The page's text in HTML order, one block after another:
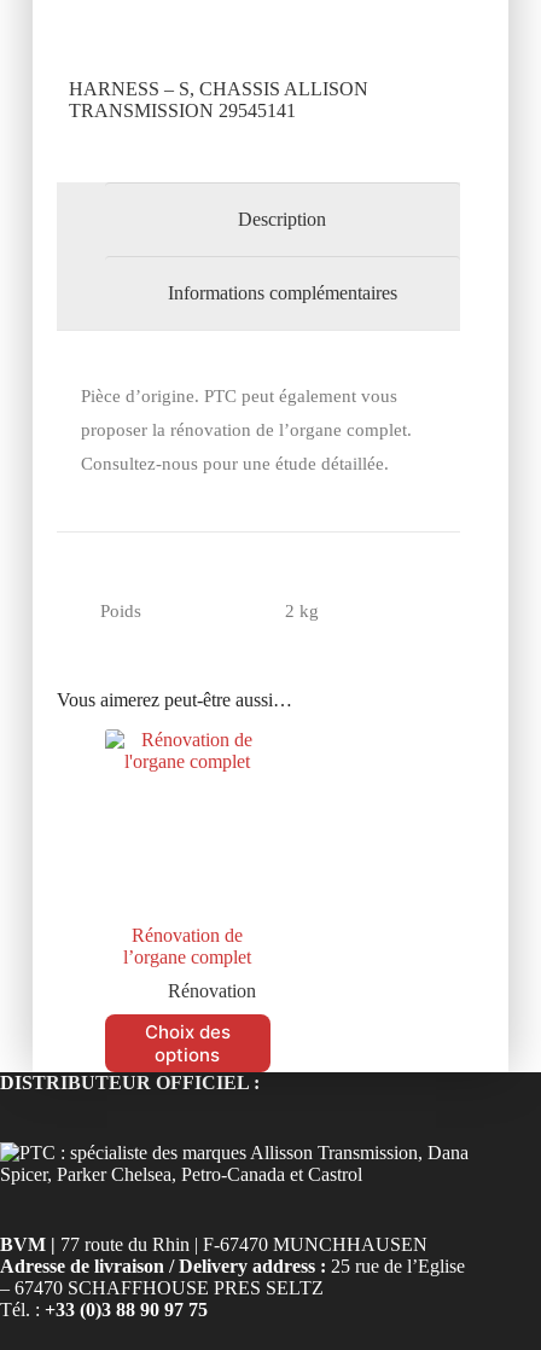
HARNESS – S, CHASSIS ALLISON
TRANSMISSION 29545141
Description
Informations complémentaires
Pièce d’origine. PTC peut également vous
proposer la rénovation de l’organe complet.
Consultez-nous pour une étude détaillée.
Poids 2 kg
Vous aimerez peut-être aussi…
Rénovation de
l’organe complet
Rénovation
Choix des
options
DISTRIBUTEUR OFFICIEL :
BVM | 77 route du Rhin | F-67470 MUNCHHAUSEN
Adresse de livraison / Delivery address : 25 rue de l’Eglise
– 67470 SCHAFFHOUSE PRES SELTZ
Tél. : +33 (0)3 88 90 97 75